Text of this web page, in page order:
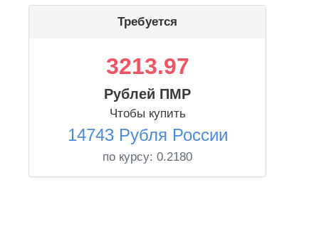
Требуется
3213.97
Рублей ПМР
Чтобы купить
14743 Рубля России
по курсу: 0.2180